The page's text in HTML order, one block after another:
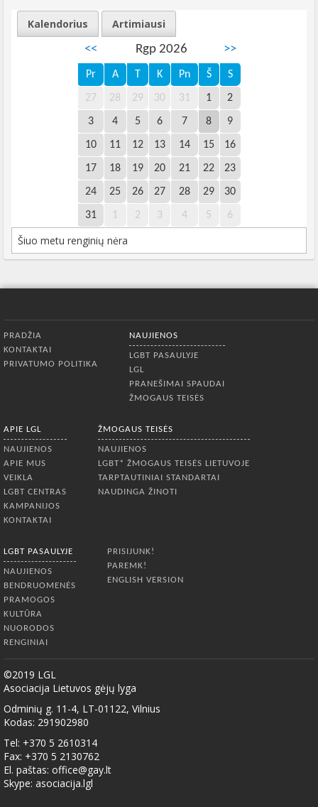
Kalendorius
Artimiausi
<<
Rgp 2026 >>
Pr A T K Pn Š S
27 28 29 30 31 1 2
3 4 5 6 7 8 9
10 11 12 13 14 15 16
17 18 19 20 21 22 23
24 25 26 27 28 29 30
31 1 2 3 4 5 6
Šiuo metu renginių nėra
PRADŽIA
KONTAKTAI
PRIVATUMO POLITIKA
NAUJIENOS
LGBT PASAULYJE
LGL
PRANEŠIMAI SPAUDAI
ŽMOGAUS TEISĖS
APIE LGL
NAUJIENOS
APIE MUS
VEIKLA
LGBT CENTRAS
KAMPANIJOS
KONTAKTAI
ŽMOGAUS TEISĖS
NAUJIENOS
LGBT* ŽMOGAUS TEISĖS LIETUVOJE
TARPTAUTINIAI STANDARTAI
NAUDINGA ŽINOTI
LGBT PASAULYJE
NAUJIENOS
BENDRUOMENĖS
PRAMOGOS
KULTŪRA
NUORODOS
RENGINIAI
PRISIJUNK!
PAREMK!
ENGLISH VERSION
©2019 LGL
Asociacija Lietuvos gėjų lyga
Odminių g. 11-4, LT-01122, Vilnius
Kodas: 291902980
Tel: +370 5 2610314
Fax: +370 5 2130762
El. paštas: office@gay.lt
Skype: asociacija.lgl